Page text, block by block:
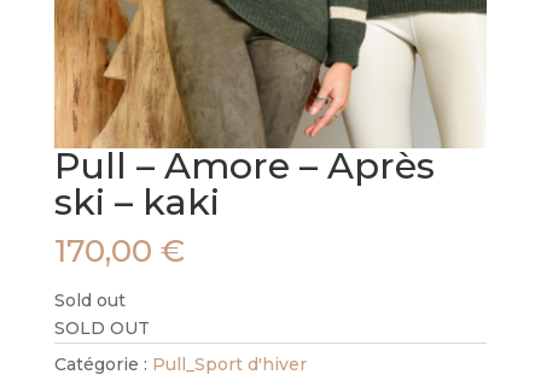
Pull – Amore – Après
ski – kaki
170,00 €
Sold out
SOLD OUT
Catégorie : Pull_Sport d'hiver